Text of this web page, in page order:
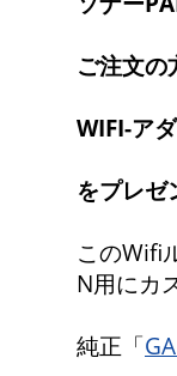
ご注文の
WIFI-ア
をプレゼ
このWifi
N用にカ
純正「